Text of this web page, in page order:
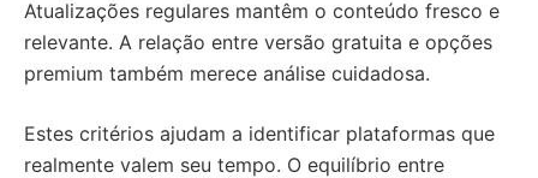
Atualizações regulares mantêm o conteúdo fresco e
relevante. A relação entre versão gratuita e opções
premium também merece análise cuidadosa.
Estes critérios ajudam a identificar plataformas que
realmente valem seu tempo. O equilíbrio entre